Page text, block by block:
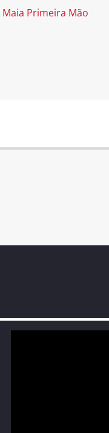
Maia Primeira Mão